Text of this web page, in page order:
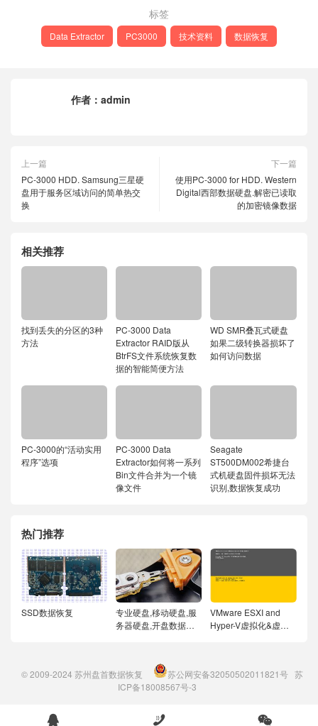
标签
Data Extractor PC3000 技术资料 数据恢复
作者： admin
上一篇
PC-3000 HDD. Samsung三星硬
盘用于服务区域访问的简单热交
换
下一篇
使用PC-3000 for HDD. Western
Digital西部数据硬盘.解密已读取
的加密镜像数据
相关推荐
找到丢失的分区的3种
方法
PC-3000 Data
Extractor RAID版从
BtrFS文件系统恢复数
据的智能简便方法
WD SMR叠瓦式硬盘
如果二级转换器损坏了
如何访问数据
PC-3000的“活动实用
程序”选项
PC-3000 Data
Extractor如何将一系列
Bin文件合并为一个镜
像文件
Seagate
ST500DM002希捷台
式机硬盘固件损坏无法
识别,数据恢复成功
热门推荐
SSD数据恢复
专业硬盘,移动硬盘,服
务器硬盘,开盘数据恢
VMware ESXI and
Hyper-V虚拟化&虚拟
© 2009-2024 苏州盘首数据恢复 苏公网安备32050502011821号 苏
ICP备18008567号-3
  